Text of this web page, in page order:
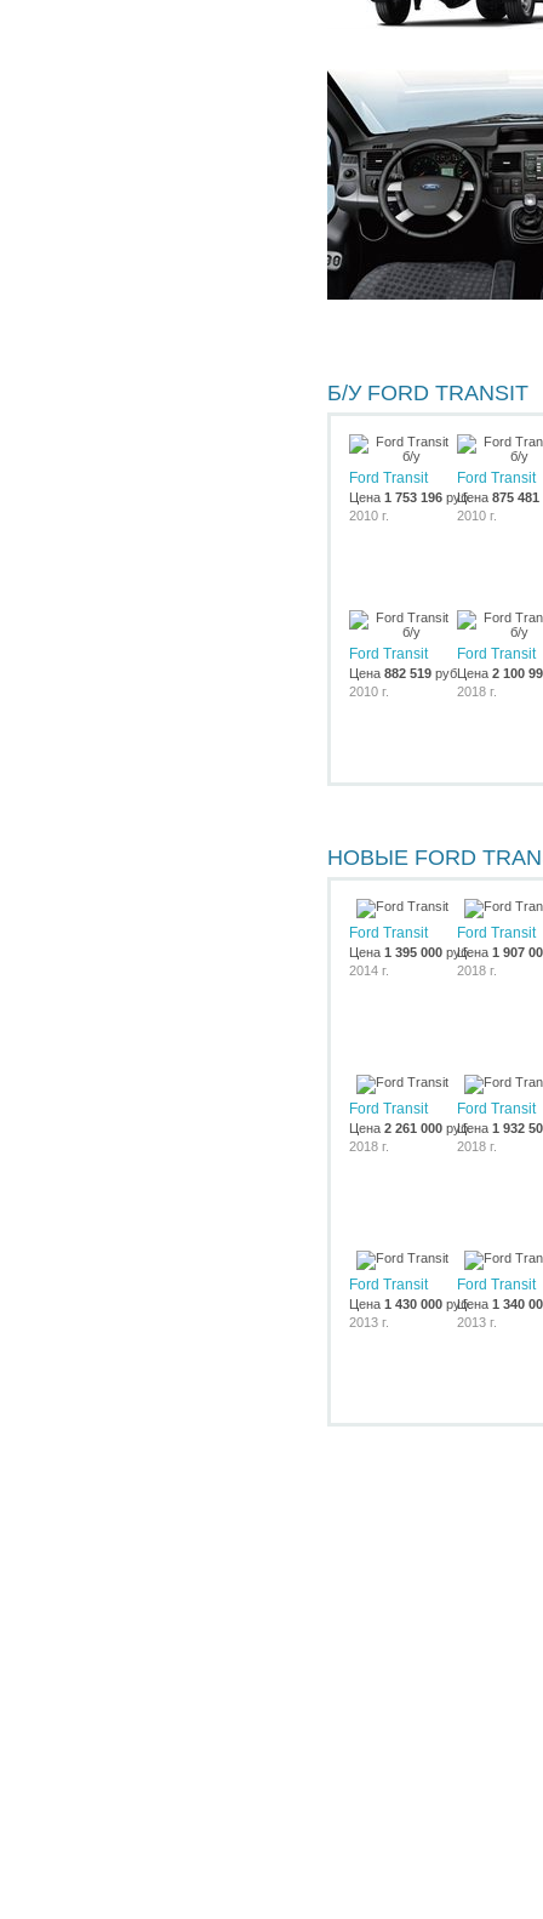
Б/У FORD TRANSIT
Ford Transit
Цена 1 753 196 руб.
2010 г.
Ford Transit
Цена 875 481
2010 г.
Ford Transit
Цена 882 519 руб.
2010 г.
Ford Transit
Цена 2 100
2018 г.
НОВЫЕ FORD
Ford Transit
Цена 1 395 000 руб.
2014 г.
Ford Transit
Цена 1 907
2018 г.
Ford Transit
Цена 2 261 000 руб.
2018 г.
Ford Transit
Цена 1 932
2018 г.
Ford Transit
Цена 1 430 000 руб.
2013 г.
Ford Transit
Цена 1 340
2013 г.